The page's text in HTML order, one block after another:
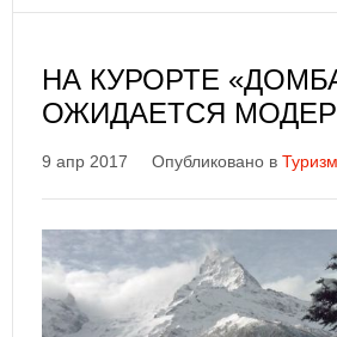
НА КУРОРТЕ
ОЖИДАЕТСЯ
9 апр 2017 Опубликовано в Туризм